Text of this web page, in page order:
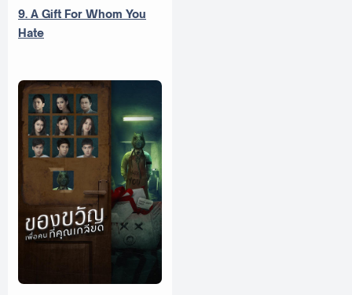
9. A Gift For Whom You
Hate